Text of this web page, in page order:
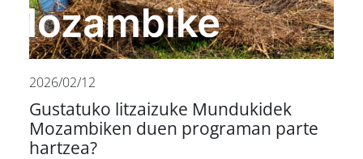
2026/02/12
Gustatuko litzaizuke Mundukidek
Mozambiken duen programan parte
hartzea?